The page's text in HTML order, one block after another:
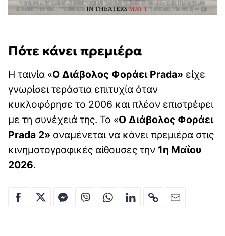
Πότε κάνει πρεμιέρα
Η ταινία «Ο Διάβολος Φοράει Prada» είχε
γνωρίσει τεράστια επιτυχία όταν
κυκλοφόρησε το 2006 και πλέον επιστρέφει
με τη συνέχειά της. Το «Ο Διάβολος Φοράει
Prada 2» αναμένεται να κάνει πρεμιέρα στις
κινηματογραφικές αίθουσες την 1η Μαΐου
2026.